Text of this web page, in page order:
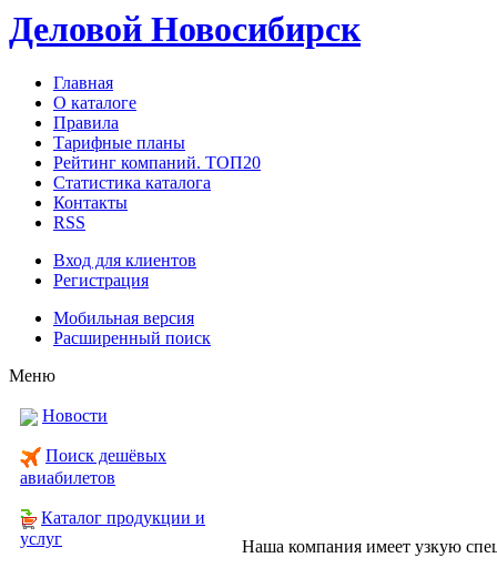
Деловой Новосибирск
Главная
О каталоге
Правила
Тарифные планы
Рейтинг компаний. ТОП20
Статистика каталога
Контакты
RSS
Вход для клиентов
Регистрация
Мобильная версия
Расширенный поиск
Меню
Новости
Поиск дешёвых
авиабилетов
Каталог продукции и
услуг
Наша компания имеет узкую